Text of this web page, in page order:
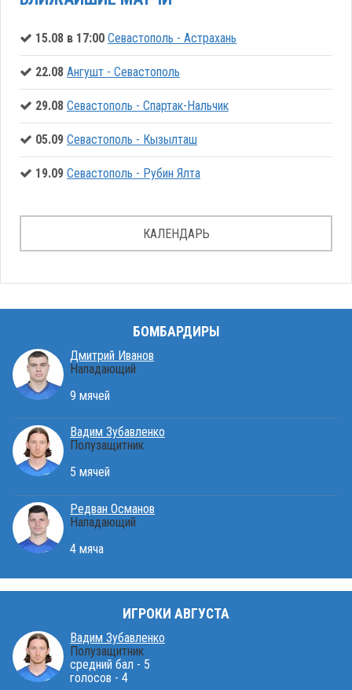
15.08 в 17:00 Севастополь - Астрахань
22.08 Ангушт - Севастополь
29.08 Севастополь - Спартак-Нальчик
05.09 Севастополь - Кызылташ
19.09 Севастополь - Рубин Ялта
КАЛЕНДАРЬ
БОМБАРДИРЫ
Дмитрий Иванов
Нападающий
9 мячей
Вадим Зубавленко
Полузащитник
5 мячей
Редван Османов
Нападающий
4 мяча
ИГРОКИ АВГУСТА
Вадим Зубавленко
Полузащитник
средний бал - 5
голосов - 4